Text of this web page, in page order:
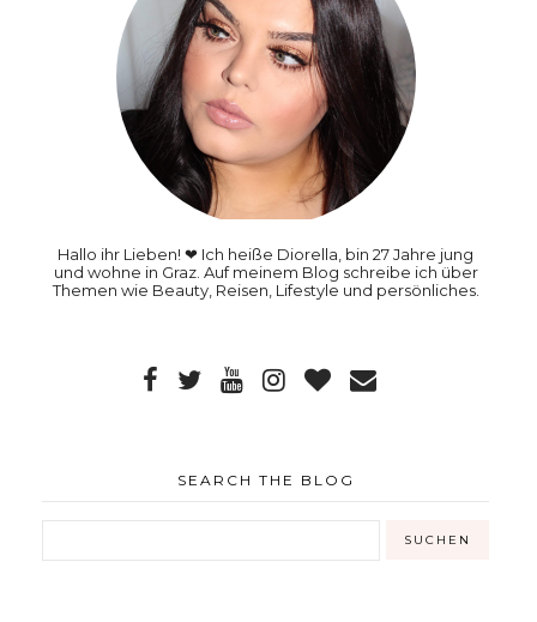
Hallo ihr Lieben! ❤ Ich heiße Diorella, bin 27 Jahre jung
und wohne in Graz. Auf meinem Blog schreibe ich über
Themen wie Beauty, Reisen, Lifestyle und persönliches.
SEARCH THE BLOG